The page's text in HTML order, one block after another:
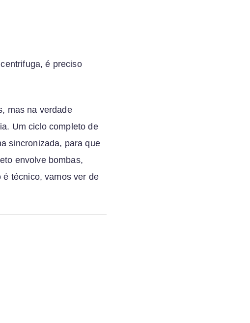
é preciso
mas na verdade
Um ciclo completo de
sincronizada, para que
envolve bombas,
técnico, vamos ver de